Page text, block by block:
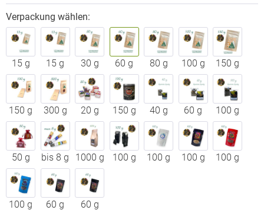
Verpackung wählen:
15 g 15 g 30 g 60 g 80 g 100 g 150 g
150 g 300 g 20 g 150 g 40 g 60 g 100 g
50 g bis 8 g 1000 g 100 g 100 g 100 g 100 g
100 g 60 g 60 g